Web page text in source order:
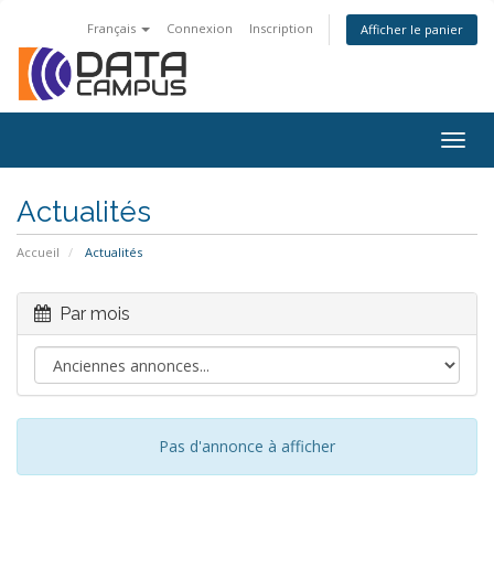
Français Connexion Inscription Afficher le panier
Actualités
Accueil Actualités
Par mois
Pas d'annonce à afficher